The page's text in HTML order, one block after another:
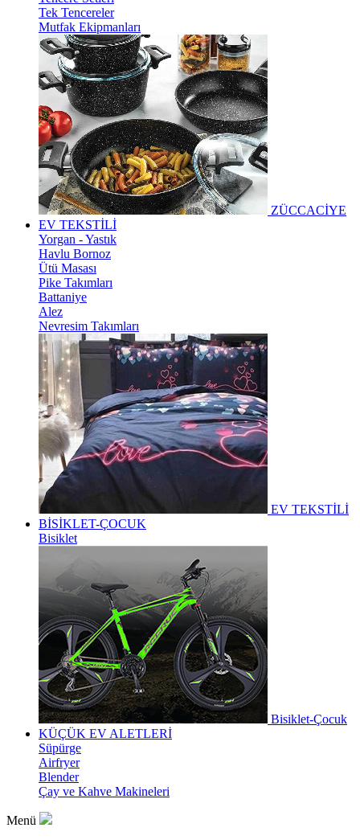
Tek Tencereler
Mutfak Ekipmanları
ZÜCCACİYE
EV TEKSTİLİ
Yorgan - Yastık
Havlu Bornoz
Ütü Masası
Pike Takımları
Battaniye
Alez
Nevresim Takımları
EV TEKSTİLİ
BİSİKLET-ÇOCUK
Bisiklet
Bisiklet-Çocuk
KÜÇÜK EV ALETLERİ
Süpürge
Airfryer
Blender
Çay ve Kahve Makineleri
Menü